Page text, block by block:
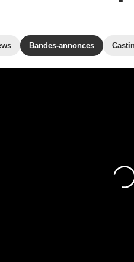
Bandes-annonces